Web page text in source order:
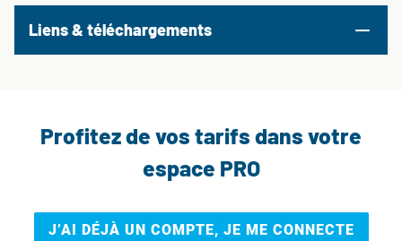
Liens & téléchargements
Profitez de vos tarifs dans votre
espace PRO
J’AI DÉJÀ UN COMPTE, JE ME CONNECTE